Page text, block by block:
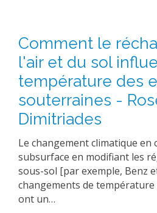
Comment le
l'air et du sol
température des
souterraines -
Dimitriades
Le changement climatique en
subsurface en modifiant les
sous-sol [par exemple, Benz
changements de
ont un…